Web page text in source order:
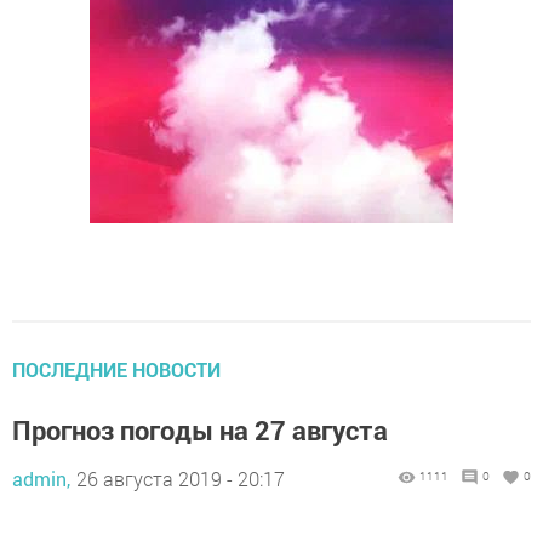
ПОСЛЕДНИЕ НОВОСТИ
Прогноз погоды на 27 августа
admin, 26 августа 2019 - 20:17 1111 0 0